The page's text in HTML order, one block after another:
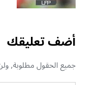
أضف تعليقك
جميع الحقول مطلوبة,